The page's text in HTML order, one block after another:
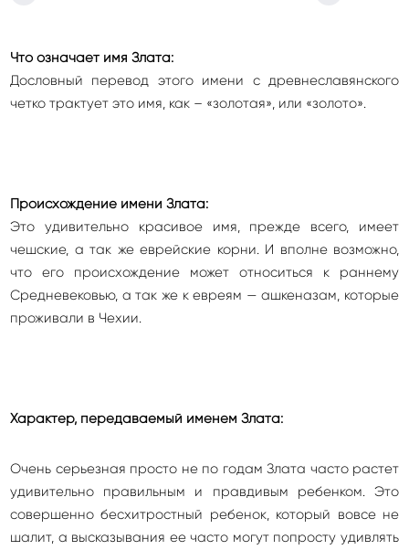
Что означает имя Злата:
Дословный перевод этого имени с древнеславянского
четко трактует это имя, как – «золотая», или «золото».
Происхождение имени Злата:
Это удивительно красивое имя, прежде всего, имеет
чешские, а так же еврейские корни. И вполне возможно,
что его происхождение может относиться к раннему
Средневековью, а так же к евреям — ашкеназам, которые
проживали в Чехии.
Характер, передаваемый именем Злата:
Очень серьезная просто не по годам Злата часто растет
удивительно правильным и правдивым ребенком. Это
совершенно бесхитростный ребенок, который вовсе не
шалит, а высказывания ее часто могут попросту удивлять